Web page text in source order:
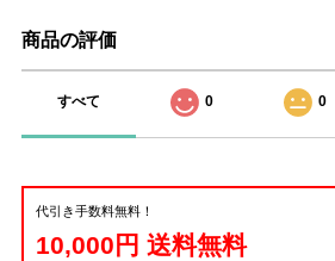
商品の評価
すべて 0 0
代引き手数料無料！
10,000円 送料無料